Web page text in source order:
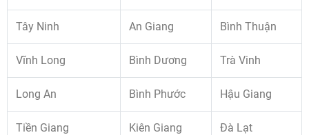
Tây Ninh An Giang Bình Thuận
Vĩnh Long Bình Dương Trà Vinh
Long An Bình Phước Hậu Giang
Tiền Giang Kiên Giang Đà Lạt